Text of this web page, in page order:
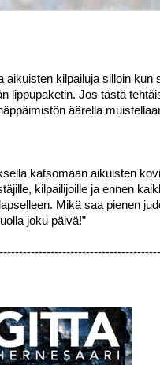
kilpailuja silloin kun
lippupaketin. Jos tästä
äärella
katsomaan aikuisten
kilpailijoille ja ennen
Mikä saa pienen
joku päivä!”